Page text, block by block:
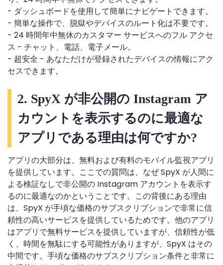
- ダッシュボードを使用して簡単にナビゲートできます。
- 簡単な操作で、脱獄やデバイスのルート化は不要です。
- 24 時間年中無休のカスタマー サービスへのフル アクセ
ス - チャット、電話、電子メール。
- 超安全 - あなただけが登録されたデバイスの情報にアク
セスできます。
2. SpyX が非公開の Instagram ア
カウントを表示するのに最適な
アプリである理由は何ですか?
アプリの大部分は、無料および有料のモバイル監視アプリ
を提供しています。ここでの質問は、なぜ SpyX が人間に
よる検証なしで非公開の Instagram アカウントを表示す
るのに最適なのかということです。この背後にある理由
は、SpyX が手頃な価格のサブスクリプションで非常に信
頼性の高いサービスを提供しているためです。他のアプリ
はアプリで無料サービスを提供していますが、信頼性が低
く、時間を無駄にする可能性がありますが、SpyX はその
中間です。手頃な価格のサブスクリプション条件と非常に